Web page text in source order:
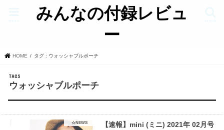
みんなの付録レビュ
ー
HOME タグ : ウォッシャブルポーチ
ウォッシャブルポーチ
☆NEWS
【速報】mini (ミニ) 2021年 02月号